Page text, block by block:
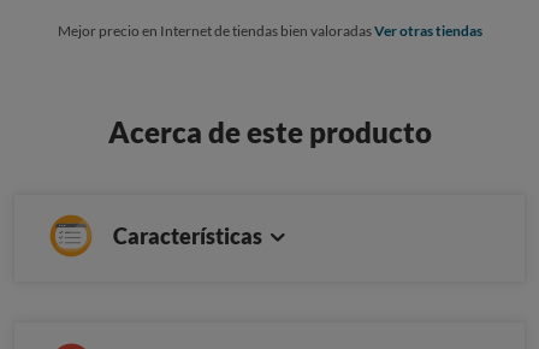
Mejor precio en Internet de tiendas bien valoradasVer otras tiendas
Acerca de este producto
Características